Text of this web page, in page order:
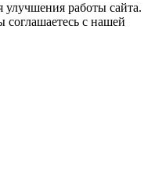
работы сайта.
соглашаетесь с нашей